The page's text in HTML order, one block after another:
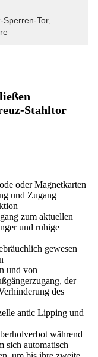
Sperren-Tor
Stahltor
oder Magnetkarten
und Zugang
zum aktuellen
und ruhige
gewesen
und von
der
des
antic Lipping und
während
sich automatisch